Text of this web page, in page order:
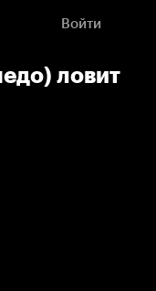
Войти
ловит